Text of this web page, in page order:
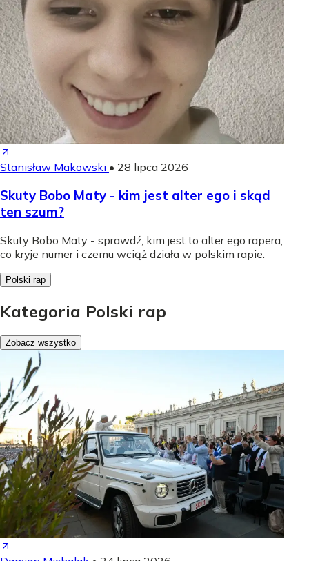
Stanisław Makowski • 28 lipca 2026
Skuty Bobo Maty - kim jest alter ego i skąd
ten szum?
Skuty Bobo Maty - sprawdź, kim jest to alter ego rapera,
co kryje numer i czemu wciąż działa w polskim rapie.
Polski rap
Kategoria Polski rap
Zobacz wszystko